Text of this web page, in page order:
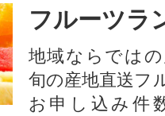
フルーツラ
地域ならでは
旬の産地直送フ
お申し込み件